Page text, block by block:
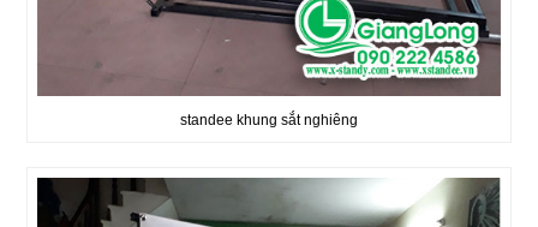
standee khung sắt nghiêng